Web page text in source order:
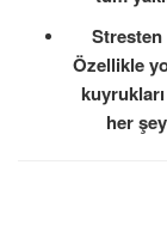
Stresten
Özellikle
her